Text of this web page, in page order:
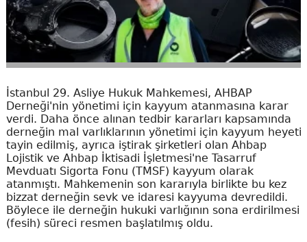
İstanbul 29. Asliye Hukuk Mahkemesi, AHBAP
Derneği'nin yönetimi için kayyum atanmasına karar
verdi. Daha önce alınan tedbir kararları kapsamında
derneğin mal varlıklarının yönetimi için kayyum heyeti
tayin edilmiş, ayrıca iştirak şirketleri olan Ahbap
Lojistik ve Ahbap İktisadi İşletmesi'ne Tasarruf
Mevduatı Sigorta Fonu (TMSF) kayyum olarak
atanmıştı. Mahkemenin son kararıyla birlikte bu kez
bizzat derneğin sevk ve idaresi kayyuma devredildi.
Böylece ile derneğin hukuki varlığının sona erdirilmesi
(fesih) süreci resmen başlatılmış oldu.